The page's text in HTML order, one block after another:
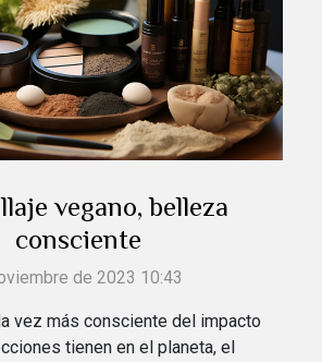
vegano, belleza
consciente
de 2023 10:43
vez más consciente del impacto
tienen en el planeta, el